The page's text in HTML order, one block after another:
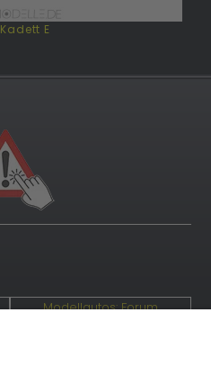
Kadett E
Modellautos: Forum